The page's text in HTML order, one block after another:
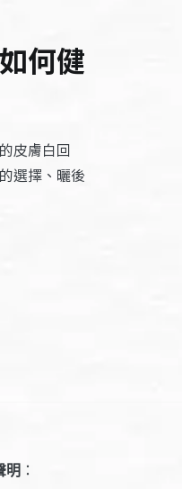
何健
皮膚白回
選擇、曬後
明 ：